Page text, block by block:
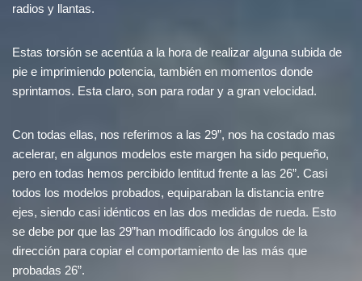
radios y llantas.
Estas torsión se acentúa a la hora de realizar alguna subida de
pie e imprimiendo potencia, también en momentos donde
sprintamos. Esta claro, son para rodar y a gran velocidad.
Con todas ellas, nos referimos a las 29”, nos ha costado mas
acelerar, en algunos modelos este margen ha sido pequeño,
pero en todas hemos percibido lentitud frente a las 26”. Casi
todos los modelos probados, equiparaban la distancia entre
ejes, siendo casi idénticos en las dos medidas de rueda. Esto
se debe por que las 29”han modificado los ángulos de la
dirección para copiar el comportamiento de las más que
probadas 26”.